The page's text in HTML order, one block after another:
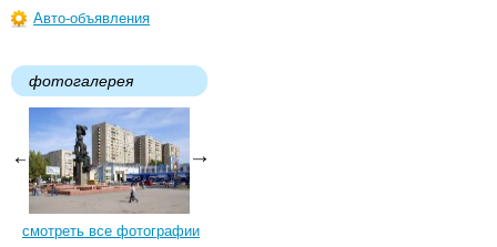
Авто-объявления
фотогалерея
смотреть все фотографии